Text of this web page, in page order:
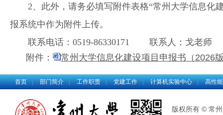
2、此外，请务必填写附件表格“常州大学信息化
报系统中作为附件上传。
联系电话：0519-86330171 联系人：戈老师
附件：
常州大学信息化建设项目申报书（2026
首页 | 部门简介 | 工作职责 | 党建工作 | 计算机实验中心 | 高性
版权所有 © 常